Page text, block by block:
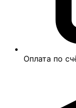
Оплата по